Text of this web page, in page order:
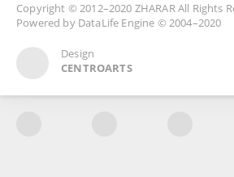
Copyright © 2012–2020 ZHARARAll Rights
Powered by DataLife Engine © 2004–2020
Design
CENTROARTS